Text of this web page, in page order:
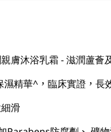
膚沐浴乳霜 -​ 滋潤蘆薈
濕精華^，臨床實證，長
滑